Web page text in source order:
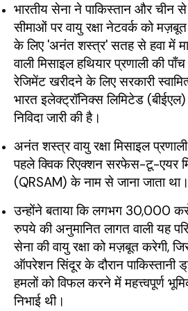
भारतीय सेना ने पाकिस्तान और चीन
सीमाओं पर वायु रक्षा नेटवर्क को
के लिए 'अनंत शस्त्र' सतह से हवा में
वाली मिसाइल हथियार प्रणाली की
रेजिमेंट खरीदने के लिए सरकारी
भारत इलेक्ट्रॉनिक्स लिमिटेड
निविदा जारी की है।
अनंत शस्त्र वायु रक्षा मिसाइल
पहले क्विक रिएक्शन सरफेस-टू-एयर
(QRSAM) के नाम से जाना जाता था।
उन्होंने बताया कि लगभग 30,000
रुपये की अनुमानित लागत वाली यह
सेना की वायु रक्षा को मज़बूत करेगी,
ऑपरेशन सिंदूर के दौरान पाकिस्तानी
हमलों को विफल करने में महत्त्वपूर्ण
निभाई थी।